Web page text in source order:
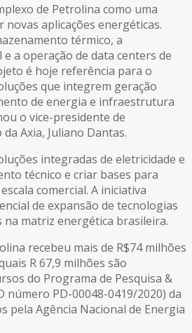
de Petrolina como uma
aplicações energéticas.
térmico, a
a operação de data centers de
é hoje referência para o
que integrem geração
de energia e infraestrutura
o vice-presidente de
Axia, Juliano Dantas.
integradas de eletricidade e
técnico e criar bases para
comercial. A iniciativa
de expansão de tecnologias
na matriz energética brasileira.
recebeu mais de R$74 milhões
R 67,9 milhões são
do Programa de Pesquisa &
número PD-00048-0419/2020) da
pela Agência Nacional de Energia